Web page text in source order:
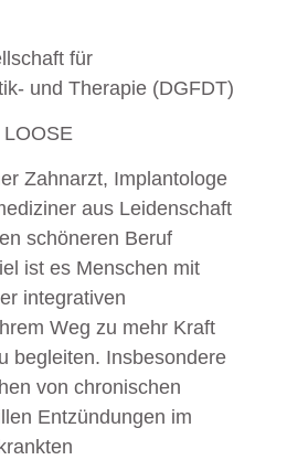
für
und Therapie (DGFDT)
LOOSE
Zahnarzt, Implantologe
aus Leidenschaft
schöneren Beruf
ist es Menschen mit
integrativen
Weg zu mehr Kraft
begleiten. Insbesondere
von chronischen
Entzündungen im